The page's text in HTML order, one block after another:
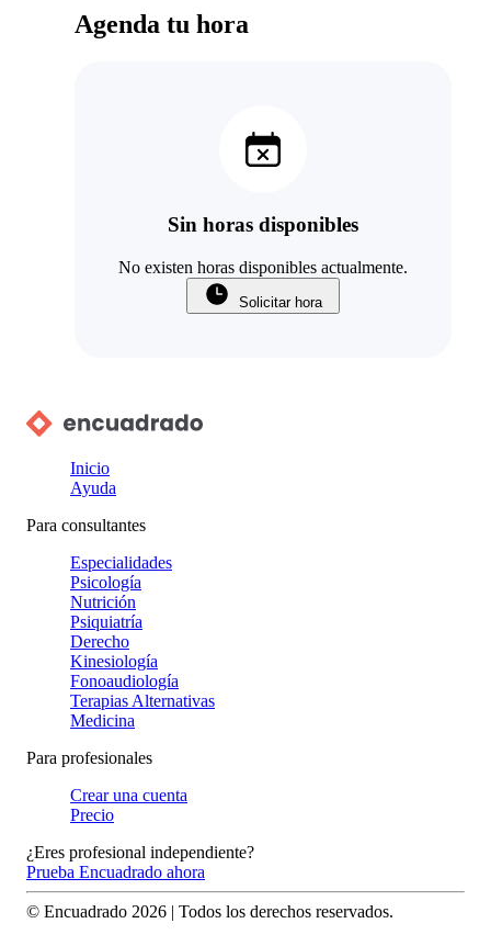
Agenda tu hora
Sin horas disponibles
No existen horas disponibles actualmente.
Solicitar hora
Inicio
Ayuda
Para consultantes
Especialidades
Psicología
Nutrición
Psiquiatría
Derecho
Kinesiología
Fonoaudiología
Terapias Alternativas
Medicina
Para profesionales
Crear una cuenta
Precio
¿Eres profesional independiente?
Prueba Encuadrado ahora
© Encuadrado 2026 | Todos los derechos reservados.